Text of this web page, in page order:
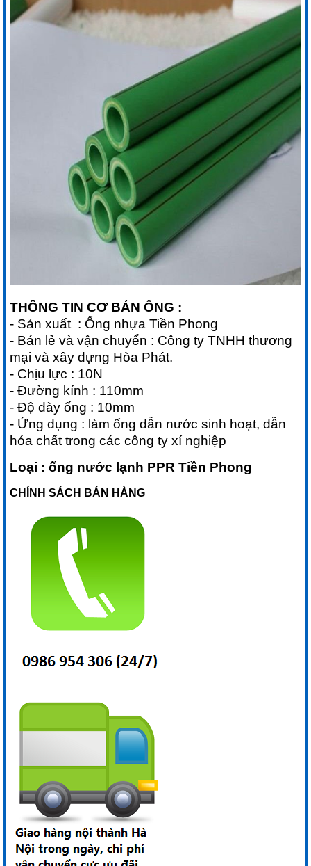
THÔNG TIN CƠ BẢN ỐNG :
- Sản xuất : Ống nhựa Tiền Phong
- Bán lẻ và vận chuyển : Công ty TNHH thương
mại và xây dựng Hòa Phát.
- Chịu lực : 10N
- Đường kính : 110mm
- Độ dày ống : 10mm
- Ứng dụng : làm ống dẫn nước sinh hoạt, dẫn
hóa chất trong các công ty xí nghiệp
Loại :ống nước lạnh PPR Tiền Phong
CHÍNH SÁCH BÁN HÀNG